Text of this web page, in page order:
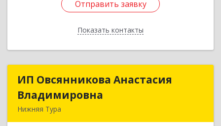
Отправить заявку
Показать контакты
Отправить заявку
Назад
ИП Овсянникова Анастасия
Владимировна
Нижняя Тура
ИП Овсянникова Анастасия